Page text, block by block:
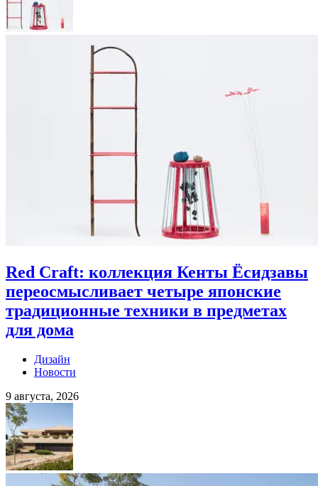
Red Craft: коллекция Кенты Ёсидзавы
переосмысливает четыре японские
традиционные техники в предметах
для дома
Дизайн
Новости
9 августа, 2026